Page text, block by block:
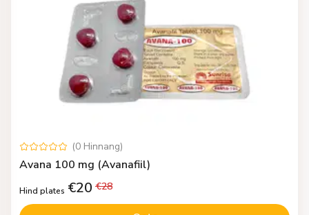
(0 Hinnang)
Avana 100 mg (Avanafiil)
Hind plates €20 €28